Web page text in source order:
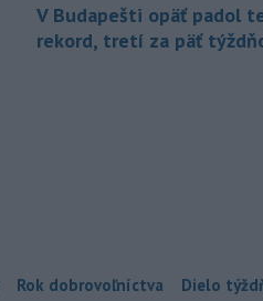
V Budapešti opäť padol
rekord, tretí za päť
Rok dobrovoľníctva Dielo